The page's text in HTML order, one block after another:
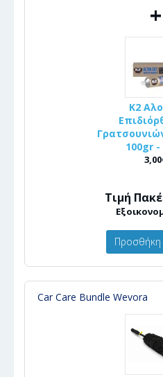
+
K2
100gr -
Τιμή
Προσθήκη
Car Care Bundle Wevora